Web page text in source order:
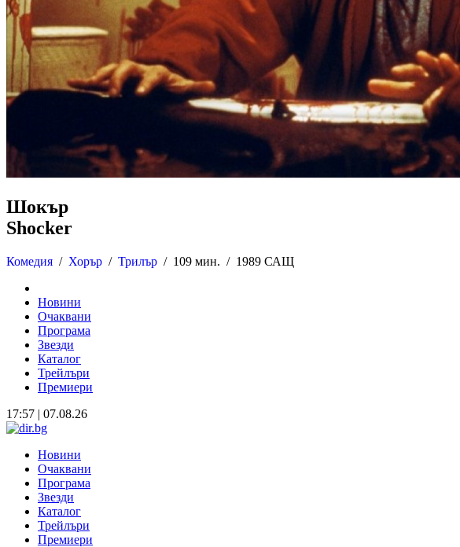
Шокър
Shocker
Комедия / Хорър / Трилър / 109 мин. / 1989 САЩ
Новини
Очаквани
Програма
Звезди
Каталог
Трейлъри
Премиери
17:57 | 07.08.26
Новини
Очаквани
Програма
Звезди
Каталог
Трейлъри
Премиери